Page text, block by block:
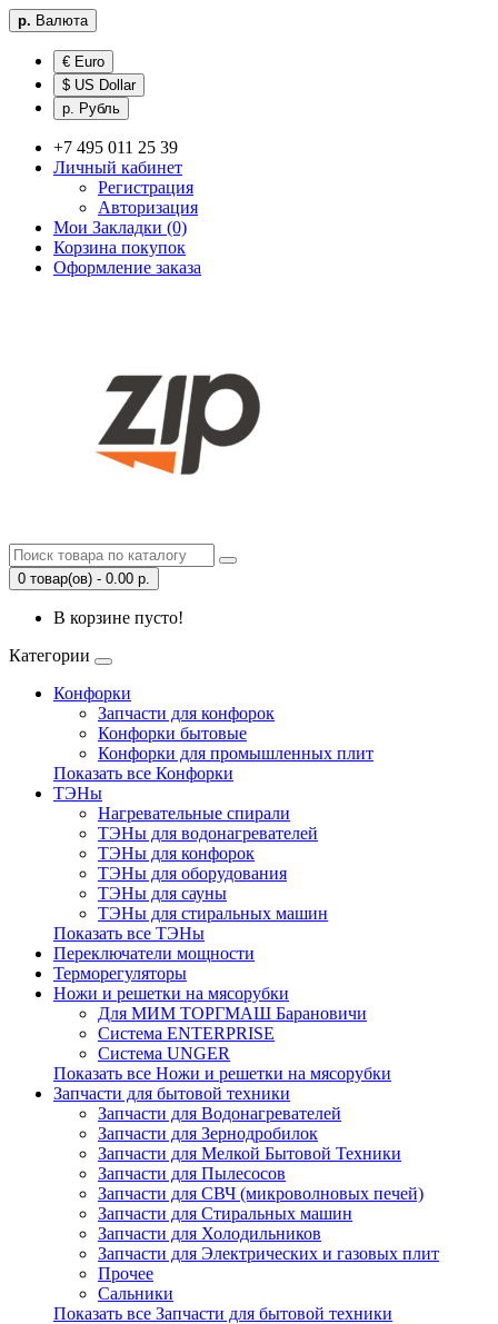
р. Валюта
€ Euro
$ US Dollar
р. Рубль
+7 495 011 25 39
Личный кабинет
Регистрация
Авторизация
Мои Закладки (0)
Корзина покупок
Оформление заказа
0 товар(ов) - 0.00 р.
В корзине пусто!
Категории
Конфорки
Запчасти для конфорок
Конфорки бытовые
Конфорки для промышленных плит
Показать все Конфорки
ТЭНы
Нагревательные спирали
ТЭНы для водонагревателей
ТЭНы для конфорок
ТЭНы для оборудования
ТЭНы для сауны
ТЭНы для стиральных машин
Показать все ТЭНы
Переключатели мощности
Терморегуляторы
Ножи и решетки на мясорубки
Для МИМ ТОРГМАШ Барановичи
Система ENTERPRISE
Система UNGER
Показать все Ножи и решетки на мясорубки
Запчасти для бытовой техники
Запчасти для Водонагревателей
Запчасти для Зернодробилок
Запчасти для Мелкой Бытовой Техники
Запчасти для Пылесосов
Запчасти для СВЧ (микроволновых печей)
Запчасти для Стиральных машин
Запчасти для Холодильников
Запчасти для Электрических и газовых плит
Прочее
Сальники
Показать все Запчасти для бытовой техники